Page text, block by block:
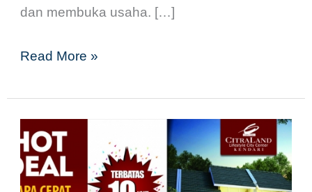
dan membuka usaha. […]
Read More »
LAUNCHING!
Rumah
Nyaman